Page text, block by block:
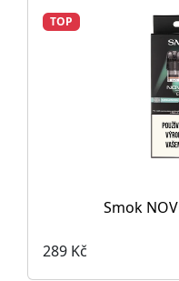
TOP
Smok
289 Kč